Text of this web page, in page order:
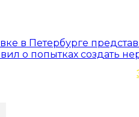
в Петербурге
о попытках создать